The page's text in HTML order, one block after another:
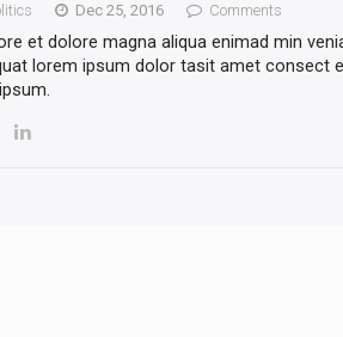
Dec 25, 2016 Comments
et dolore magna aliqua enimad min
lorem ipsum dolor tasit amet consect